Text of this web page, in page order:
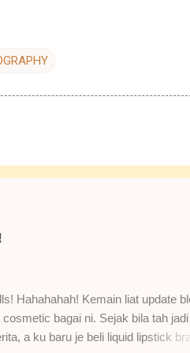
Hahahahah! Kemain liat update
bagai ni. Sejak bila tah jadi
a ku baru je beli liquid lipstick